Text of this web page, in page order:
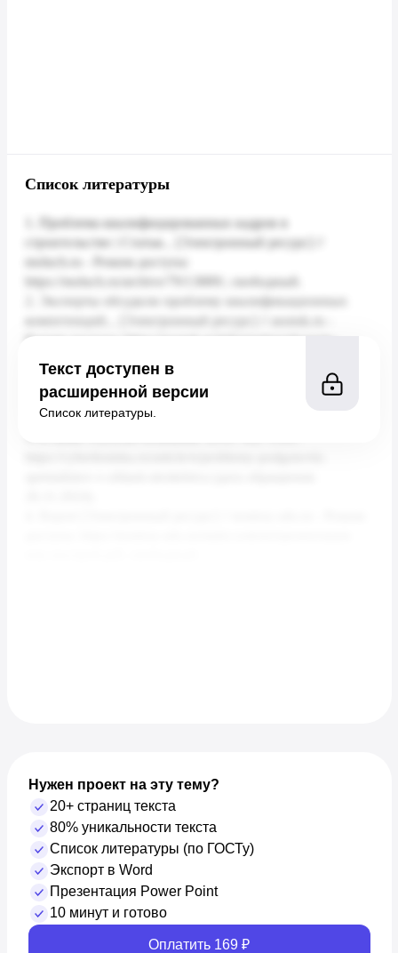
Список литературы
Текст доступен в
расширенной версии
Список литературы.
Нужен проект на эту тему?
20+ страниц текста
80% уникальности текста
Список литературы (по ГОСТу)
Экспорт в Word
Презентация Power Point
10 минут и готово
Оплатить 169 ₽